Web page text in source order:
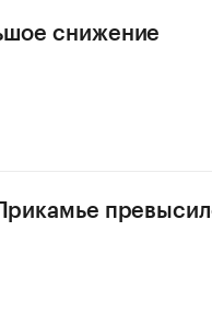
снижение